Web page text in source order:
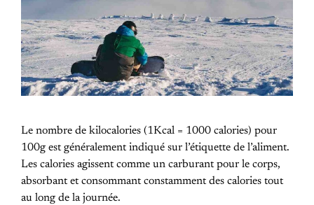
Le nombre de kilocalories (1Kcal = 1000 calories) pour
100g est généralement indiqué sur l’étiquette de l’aliment.
Les calories agissent comme un carburant pour le corps,
absorbant et consommant constamment des calories tout
au long de la journée.